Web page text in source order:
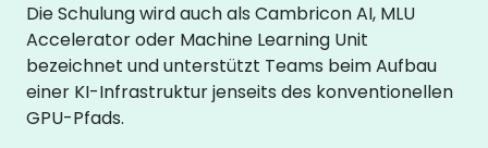
Die Schulung wird auch als Cambricon AI, MLU
Accelerator oder Machine Learning Unit
bezeichnet und unterstützt Teams beim Aufbau
einer KI-Infrastruktur jenseits des konventionellen
GPU-Pfads.